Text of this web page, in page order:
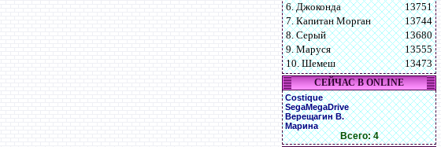
6. Джоконда
13751
7. Капитан Морган
13744
8. Серый
13680
9. Маруся
13555
10. Шемеш
13473
СЕЙЧАС В ONLINE
Costique
SegaMegaDrive
Верещагин В.
Марина
Всего: 4